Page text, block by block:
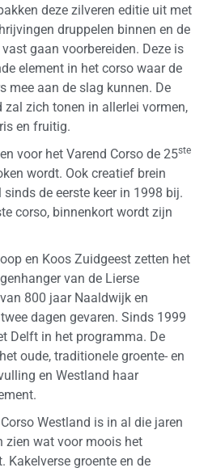
deze zilveren editie uit met
druppelen binnen en de
gaan voorbereiden. Deze is
element in het corso waar de
mee aan de slag kunnen. De
zich tonen in allerlei vormen,
en fruitig.
voor het Varend Corso de 25ste
wordt. Ook creatief brein
de eerste keer in 1998 bij.
corso, binnenkort wordt zijn
en Koos Zuidgeest zetten het
van de Lierse
800 jaar Naaldwijk en
dagen gevaren. Sinds 1999
Delft in het programma. De
oude, traditionele groente- en
en Westland haar
Westland is in al die jaren
zien wat voor moois het
Kakelverse groente en de